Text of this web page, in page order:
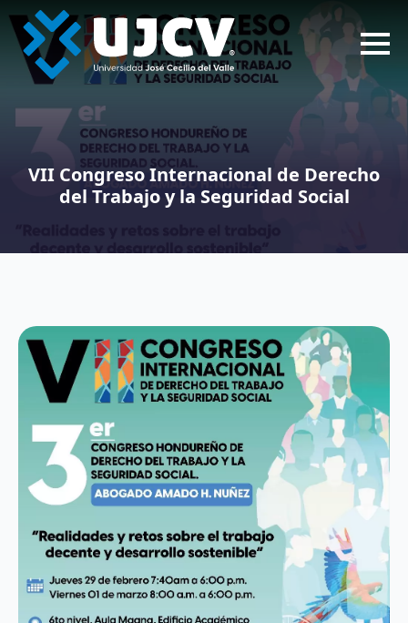
VII Congreso Internacional de Derecho
del Trabajo y la Seguridad Social